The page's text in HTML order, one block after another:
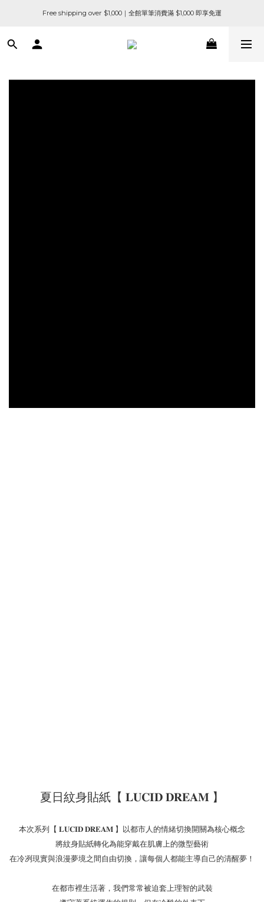
Free shipping over $1,000｜全館單筆消費滿 $1,000 即享免運
夏日紋身貼紙【 𝐋𝐔𝐂𝐈𝐃 𝐃𝐑𝐄𝐀𝐌 】
本次系列【 𝐋𝐔𝐂𝐈𝐃 𝐃𝐑𝐄𝐀𝐌 】以都市人的情緒切換開關為核心概念
將紋身貼紙轉化為能穿戴在肌膚上的微型藝術
在冷冽現實與浪漫夢境之間自由切換，讓每個人都能主導自己的清醒夢！
在都市裡生活著，我們常常被迫套上理智的武裝